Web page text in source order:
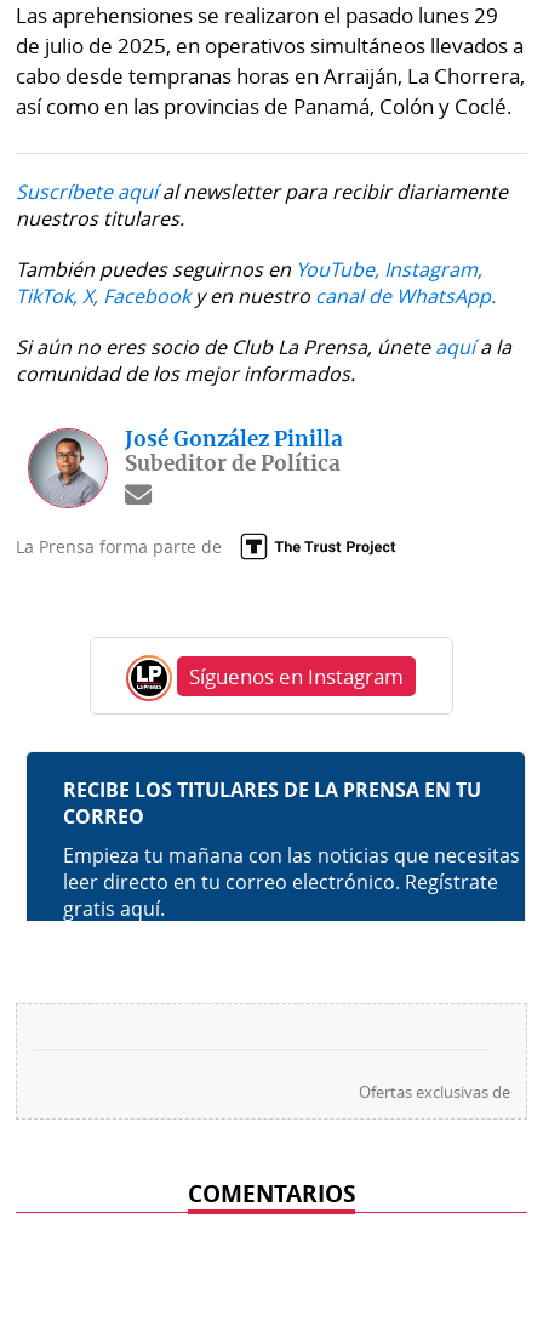
Las aprehensiones se realizaron el pasado lunes 29
de julio de 2025, en operativos simultáneos llevados a
cabo desde tempranas horas en Arraiján, La Chorrera,
así como en las provincias de Panamá, Colón y Coclé.
Suscríbete aquíal newsletter para recibir diariamente
nuestros titulares.
También puedes seguirnos en YouTube, Instagram,
TikTok, X, Facebooky en nuestro canal de WhatsApp.
Si aún no eres socio de Club La Prensa, úneteaquía la
comunidad de los mejor informados.
José González Pinilla
Subeditor de Política
La Prensa forma parte de
Síguenos en Instagram
Ofertas exclusivas de
COMENTARIOS